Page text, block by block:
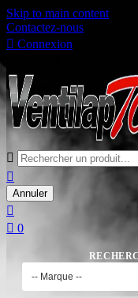
Skip to main content
Contactez-nous
 Connexion


Annuler

 0